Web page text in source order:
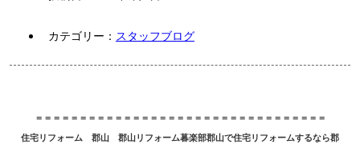
カテゴリー： スタッフブログ
＝＝＝＝＝＝＝＝＝＝＝＝＝＝＝＝＝＝＝＝＝＝＝＝＝＝＝＝＝＝＝＝＝
住宅リフォーム 郡山 郡山リフォーム暮楽部郡山で住宅リフォームするなら郡